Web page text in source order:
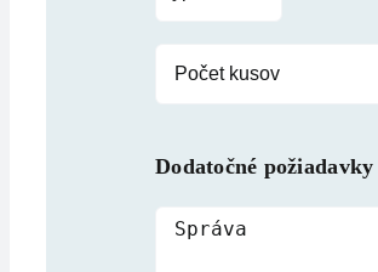
Dodatočné požiadavky